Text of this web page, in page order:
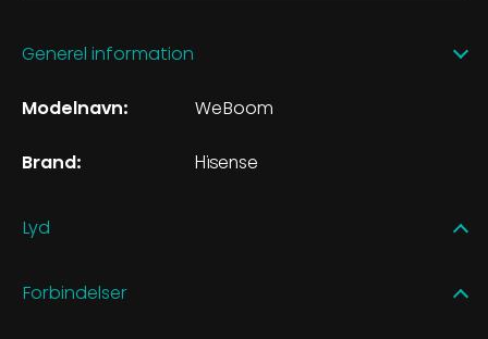
Generel information
Modelnavn: WeBoom
Brand: Hisense
Lyd
Forbindelser